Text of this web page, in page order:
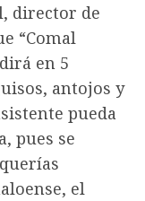
director de
“Comal
en 5
antojos y
pueda
pues se
el